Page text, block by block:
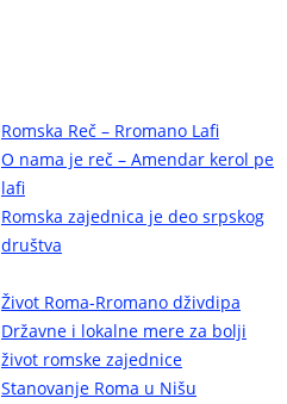
Romska Reč – Rromano Lafi
O nama je reč – Amendar kerol pe
lafi
Romska zajednica je deo srpskog
društva
Život Roma-Rromano dživdipa
Državne i lokalne mere za bolji
život romske zajednice
Stanovanje Roma u Nišu